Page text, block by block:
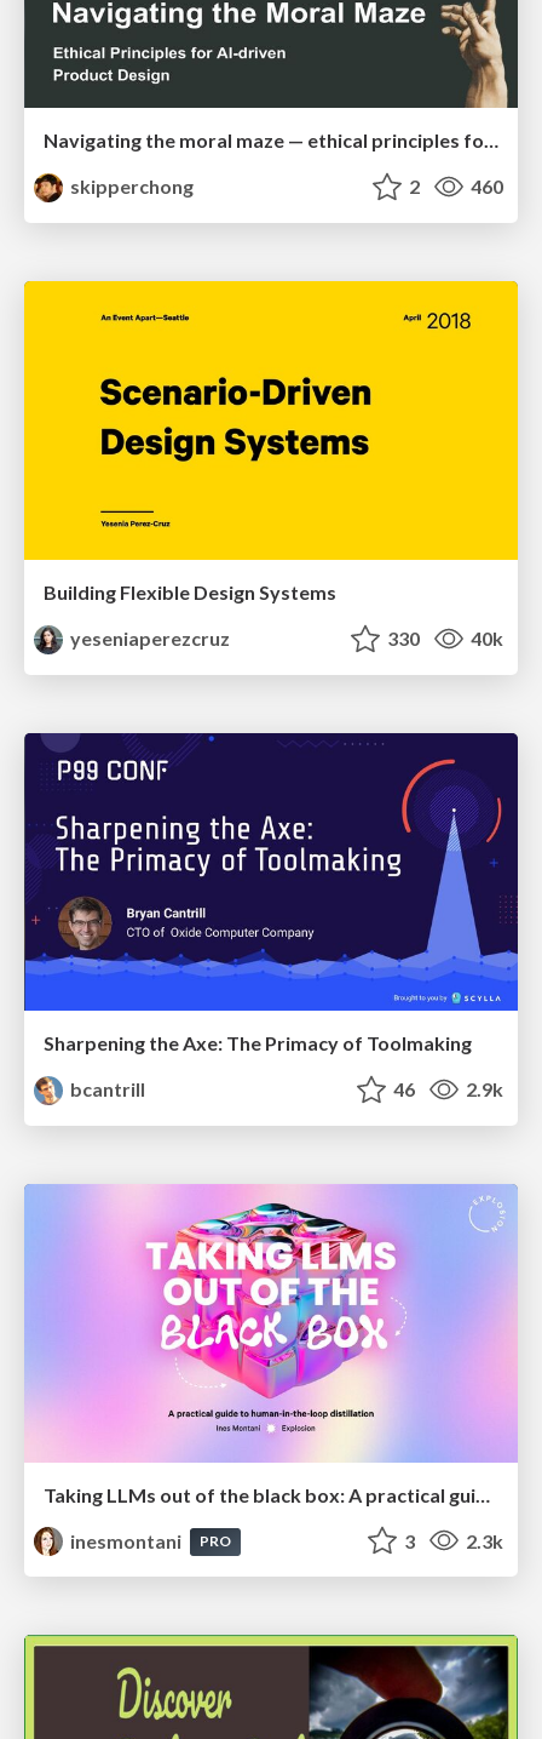
Navigating the moral maze — ethical principles for Al-driven product design
skipperchong
2 460
Building Flexible Design Systems
yeseniaperezcruz
330 40k
Sharpening the Axe: The Primacy of Toolmaking
bcantrill
46 2.9k
inesmontani
PRO 3 2.3k